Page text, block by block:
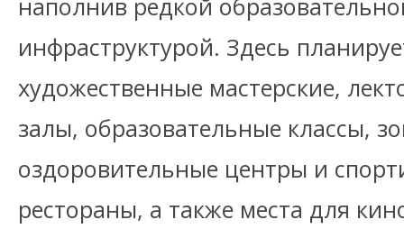
наполнив редкой
инфраструктурой. Здесь
художественные мастерские,
залы, образовательные классы,
оздоровительные центры и
рестораны, а также места для